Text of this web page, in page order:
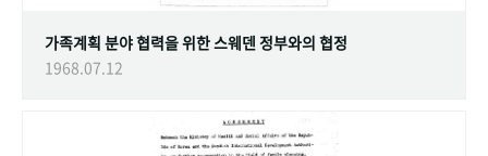
가족계획 분야 협력을 위한 스웨덴 정부와의 협정
1968.07.12